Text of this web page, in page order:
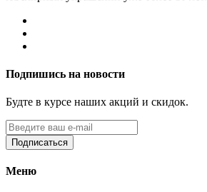
Подпишись на новости
Будте в курсе наших акций и скидок.
Подписаться
Меню